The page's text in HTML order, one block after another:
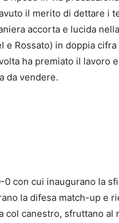
il merito di dettare i
accorta e lucida
e Rossato) in doppia
ha premiato il lavoro
da vendere.
0 con cui inaugurano la
la difesa match-up e
col canestro, sfruttano